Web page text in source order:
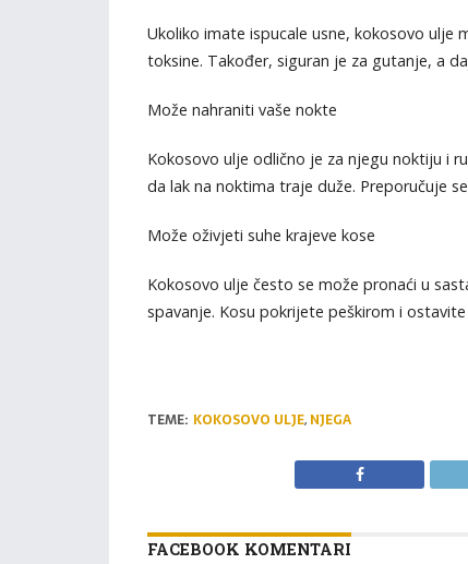
Ukoliko imate ispucale usne, kokosovo ulje
toksine. Također, siguran je za gutanje, a
Može nahraniti vaše nokte
Kokosovo ulje odlično je za njegu noktiju i
da lak na noktima traje duže. Preporučuje
Može oživjeti suhe krajeve kose
Kokosovo ulje često se može pronaći u
spavanje. Kosu pokrijete peškirom i
TEME: KOKOSOVO ULJE, NJEGA
FACEBOOK KOMENTARI